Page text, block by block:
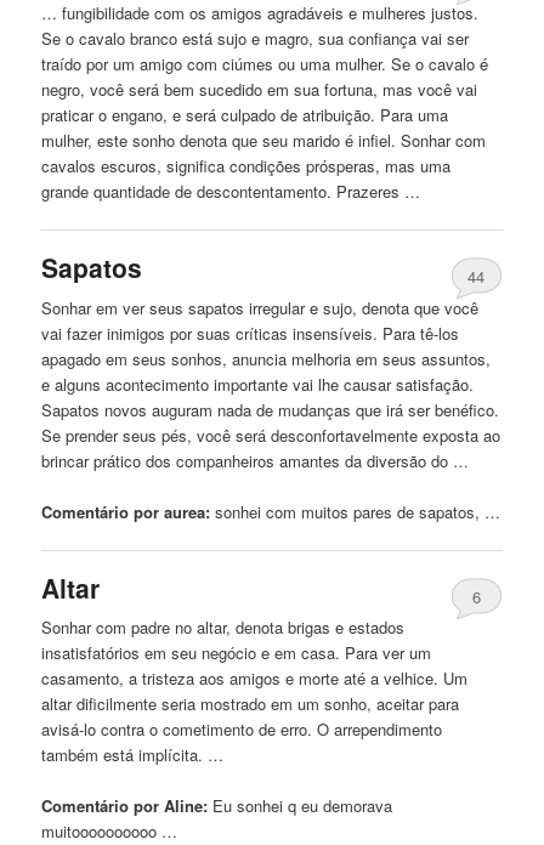
… fungibilidade com os amigos agradáveis ​​e mulheres justos.
Se o cavalo branco estásujo e magro, sua confiança vai ser
traído por um amigo com ciúmes ou uma mulher. Se o cavalo é
negro, você será bem sucedido em sua fortuna, mas você vai
praticar o engano, e será culpado de atribuição. Para uma
mulher, este sonho denota que seu marido é infiel. Sonhar com
cavalos escuros, significa condições prósperas, mas uma
grande quantidade de descontentamento. Prazeres …
Sapatos
44
Sonhar em ver seus sapatos irregular esujo, denota que você
vai fazer inimigos por suas críticas insensíveis. Para tê-los
apagado em seus sonhos, anuncia melhoria em seus assuntos,
e alguns acontecimento importante vai lhe causar satisfação.
Sapatos novos auguram nada de mudanças que irá ser benéfico.
Se prender seus pés, você será desconfortavelmente exposta ao
brincar prático dos companheiros amantes da diversão do …
Comentário por aurea: sonhei com muitos pares de sapatos, …
Altar
6
Sonhar com padre no altar, denota brigas e estados
insatisfatórios em seu negócio e em casa. Para ver um
casamento, a tristeza aos amigos e morte até a velhice. Um
altar dificilmente seria mostrado em um sonho, aceitar para
avisá-lo contra o cometimento de erro. O arrependimento
também está implícita. …
Comentário por Aline: Eusonhei q eu demorava
muitoooooooooo …